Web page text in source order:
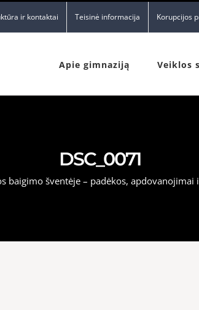
ir kontaktai Teisinė informacija Korupcijos
Apie gimnaziją Veiklos
DSC_0071
baigimo šventėje – padėkos,